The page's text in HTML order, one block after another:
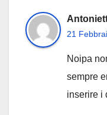
21
Noipa
sempre
inserire i